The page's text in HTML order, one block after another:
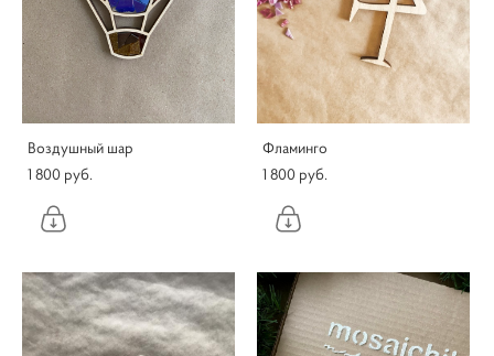
Воздушный шар
1 800 pуб.
Фламинго
1 800 pуб.